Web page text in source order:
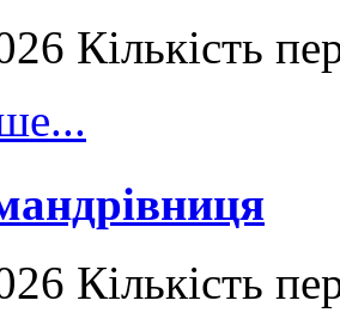
Кількість
Кількість